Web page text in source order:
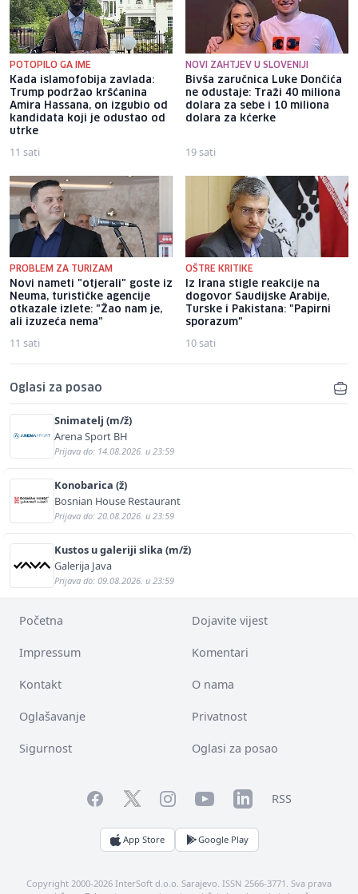
POTOPILO GA IME
Kada islamofobija zavlada:
Trump podržao kršćanina
Amira Hassana, on izgubio od
kandidata koji je odustao od
utrke
11 sati
NOVI ZAHTJEV U SLOVENIJI
Bivša zaručnica Luke Dončića
ne odustaje: Traži 40 miliona
dolara za sebe i 10 miliona
dolara za kćerke
19 sati
PROBLEM ZA TURIZAM
Novi nameti "otjerali" goste iz
Neuma, turističke agencije
otkazale izlete: "Žao nam je,
ali izuzeća nema"
11 sati
OŠTRE KRITIKE
Iz Irana stigle reakcije na
dogovor Saudijske Arabije,
Turske i Pakistana: "Papirni
sporazum"
10 sati
Oglasi za posao
Snimatelj (m/ž)
Arena Sport BH
Prijava do: 14.08.2026. u 23:59
Konobarica (ž)
Bosnian House Restaurant
Prijava do: 20.08.2026. u 23:59
Kustos u galeriji slika (m/ž)
Galerija Java
Prijava do: 09.08.2026. u 23:59
Početna Dojavite vijest
Impressum Komentari
Kontakt O nama
Oglašavanje Privatnost
Sigurnost Oglasi za posao
FacebookTwitterInstagramYouTubeLinkedInRSS
App Store Google Play
Copyright 2000-2026 InterSoft d.o.o. Sarajevo. ISSN 2566-3771. Sva prava